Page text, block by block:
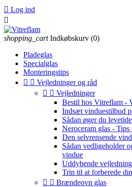
 Log ind

shopping_cart Indkøbskurv (0)
Pladeglas
Specialglas
Monteringstips
  Vejledninger og råd
  Vejledninger
Bestil hos Vitreflam -
Indsæt vinduestilbud
Sådan øger du
Neroceram glas - Tips
Den selvrensende
Sådan vedligeholder
vindue
Uddybende
Trin til at forberede
  Brændeovn glas